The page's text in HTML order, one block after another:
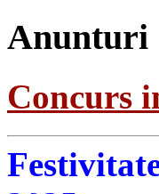
Anunturi
Concurs